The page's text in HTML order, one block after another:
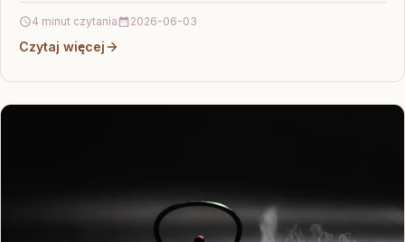
4 minut czytania 2026-06-03
Czytaj więcej